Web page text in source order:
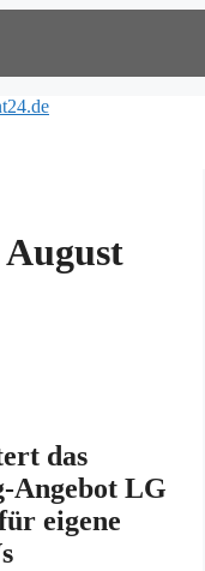
August
das
Angebot LG
eigene